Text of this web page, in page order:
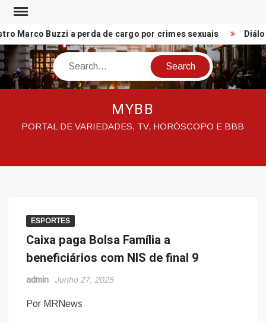
Skip
content
Marco Buzzi a perda de cargo por crimes sexuais
Search
MYBB
PORTAL DE VARIEDADES, TV, HORÓSCOPO E BBB
ESPORTES
Caixa paga Bolsa Família a
beneficiários com NIS de final 9
admin Junho 27, 2025
Por MRNews